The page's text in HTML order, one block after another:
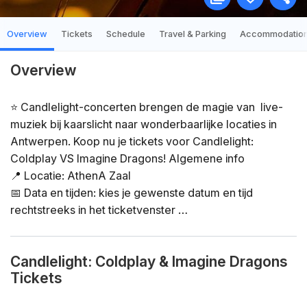
Overview Tickets Schedule Travel & Parking
Overview
⭐ Candlelight-concerten brengen de magie van live-
muziek bij kaarslicht naar wonderbaarlijke locaties in
Antwerpen. Koop nu je tickets voor Candlelight:
Coldplay VS Imagine Dragons! Algemene info
📍 Locatie: AthenA Zaal
📅 Data en tijden: kies je gewenste datum en tijd
rechtstreeks in het ticketvenster
toegestaan
👤 Minimumleeftijd: 8 jaar en ouder. Alle kinderen jonger
Candlelight: Coldplay & Imagine Dragons
Tickets